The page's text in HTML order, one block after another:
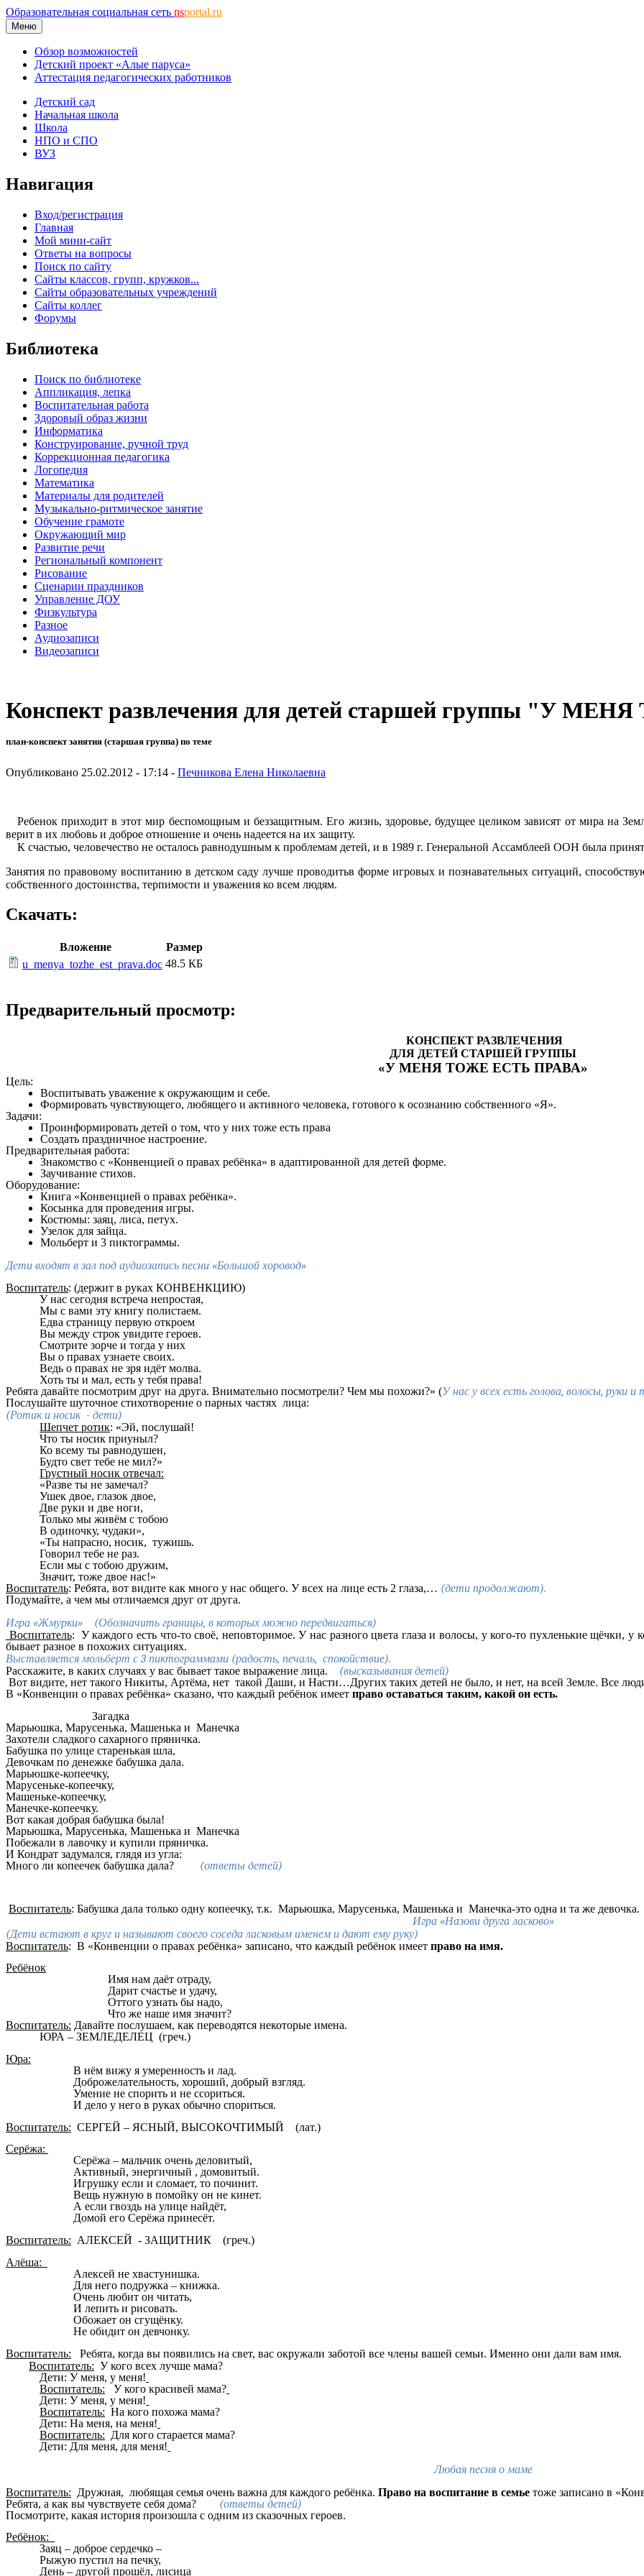
Образовательная социальная сеть nsportal.ru
Меню
Обзор возможностей
Детский проект «Алые паруса»
Аттестация педагогических работников
Детский сад
Начальная школа
Школа
НПО и СПО
ВУЗ
Навигация
Вход/регистрация
Главная
Мой мини-сайт
Ответы на вопросы
Поиск по сайту
Сайты классов, групп, кружков...
Сайты образовательных учреждений
Сайты коллег
Форумы
Библиотека
Поиск по библиотеке
Аппликация, лепка
Воспитательная работа
Здоровый образ жизни
Информатика
Конструирование, ручной труд
Коррекционная педагогика
Логопедия
Математика
Материалы для родителей
Музыкально-ритмическое занятие
Обучение грамоте
Окружающий мир
Развитие речи
Региональный компонент
Рисование
Сценарии праздников
Управление ДОУ
Физкультура
Разное
Аудиозаписи
Видеозаписи
Конспект развлечения для детей старшей группы "У
план-конспект занятия (старшая группа) по теме
Опубликовано 25.02.2012 - 17:14 - Печникова Елена Николаевна
Ребенок приходит в этот мир беспомощным и беззащитным. Его жизнь, здоровье, будущее целиком зависят от мира на
верит в их любовь и доброе отношение и очень надеется на их защиту.
К счастью, человечество не осталось равнодушным к проблемам детей, и в 1989 г. Генеральной Ассамблеей ООН была
Занятия по правовому воспитанию в детском саду лучше проводитьв форме игровых и познавательных ситуаций,
собственного достоинства, терпимости и уважения ко всем людям.
Скачать:
Вложение
Размер
u_menya_tozhe_est_prava.doc 48.5 КБ
Предварительный просмотр:
КОНСПЕКТ РАЗВЛЕЧЕНИЯ
ДЛЯ ДЕТЕЙ СТАРШЕЙ ГРУППЫ
«У МЕНЯ ТОЖЕ ЕСТЬ ПРАВА»
Цель:
Воспитывать уважение к окружающим и себе.
Формировать чувствующего, любящего и активного человека, готового к осознанию собственного «Я».
Задачи:
Проинформировать детей о том, что у них тоже есть права
Создать праздничное настроение.
Предварительная работа:
Знакомство с «Конвенцией о правах ребёнка» в адаптированной для детей форме.
Заучивание стихов.
Оборудование:
Книга «Конвенцией о правах ребёнка».
Косынка для проведения игры.
Костюмы: заяц, лиса, петух.
Узелок для зайца.
Мольберт и 3 пиктограммы.
Дети входят в зал под аудиозапись песни «Большой хоровод»
Воспитатель: (держит в руках КОНВЕНКЦИЮ)
У нас сегодня встреча непростая,
Мы с вами эту книгу полистаем.
Едва страницу первую откроем
Вы между строк увидите героев.
Смотрите зорче и тогда у них
Вы о правах узнаете своих.
Ведь о правах не зря идёт молва.
Хоть ты и мал, есть у тебя права!
Ребята давайте посмотрим друг на друга. Внимательно посмотрели? Чем мы похожи?» (У нас у всех есть голова, волосы, руки и
Послушайте шуточное стихотворение о парных частях лица:
(Ротик и носик - дети)
Шепчет ротик: «Эй, послушай!
Что ты носик приуныл?
Ко всему ты равнодушен,
Будто свет тебе не мил?»
Грустный носик отвечал:
«Разве ты не замечал?
Ушек двое, глазок двое,
Две руки и две ноги,
Только мы живём с тобою
В одиночку, чудаки»,
«Ты напрасно, носик, тужишь.
Говорил тебе не раз.
Если мы с тобою дружим,
Значит, тоже двое нас!»
Воспитатель: Ребята, вот видите как много у нас общего. У всех на лице есть 2 глаза,… (дети продолжают).
Подумайте, а чем мы отличаемся друг от друга.
Игра «Жмурки» (Обозначить границы, в которых можно передвигаться)
Воспитатель: У каждого есть что-то своё, неповторимое. У нас разного цвета глаза и волосы, у кого-то пухленькие щёчки,
бывает разное в похожих ситуациях.
Выставляется мольберт с 3 пиктограммами (радость, печаль, спокойствие).
Расскажите, в каких случаях у вас бывает такое выражение лица. (высказывания детей)
Вот видите, нет такого Никиты, Артёма, нет такой Даши, и Насти…Других таких детей не было, и нет, на всей Земле. Все
В «Конвенции о правах ребёнка» сказано, что каждый ребёнок имеет право оставаться таким, какой он есть.
Загадка
Марьюшка, Марусенька, Машенька и Манечка
Захотели сладкого сахарного пряничка.
Бабушка по улице старенькая шла,
Девочкам по денежке бабушка дала.
Марьюшке-копеечку,
Марусеньке-копеечку,
Машеньке-копеечку,
Манечке-копеечку.
Вот какая добрая бабушка была!
Марьюшка, Марусенька, Машенька и Манечка
Побежали в лавочку и купили пряничка.
И Кондрат задумался, глядя из угла:
Много ли копеечек бабушка дала? (ответы детей)
Воспитатель: Бабушка дала только одну копеечку, т.к. Марьюшка, Марусенька, Машенька и Манечка-это одна и та же девочка.
Игра «Назови друга ласково»
(Дети встают в круг и называют своего соседа ласковым именем и дают ему руку)
Воспитатель: В «Конвенции о правах ребёнка» записано, что каждый ребёнок имеет право на имя.
Ребёнок
Имя нам даёт отраду,
Дарит счастье и удачу,
Оттого узнать бы надо,
Что же наше имя значит?
Воспитатель: Давайте послушаем, как переводятся некоторые имена.
ЮРА – ЗЕМЛЕДЕЛЕЦ (греч.)
Юра:
В нём вижу я умеренность и лад.
Доброжелательность, хороший, добрый взгляд.
Умение не спорить и не ссориться.
И дело у него в руках обычно спориться.
Воспитатель: СЕРГЕЙ – ЯСНЫЙ, ВЫСОКОЧТИМЫЙ (лат.)
Серёжа:
Серёжа – мальчик очень деловитый,
Активный, энергичный , домовитый.
Игрушку если и сломает, то починит.
Вещь нужную в помойку он не кинет.
А если гвоздь на улице найдёт,
Домой его Серёжа принесёт.
Воспитатель: АЛЕКСЕЙ - ЗАЩИТНИК (греч.)
Алёша:
Алексей не хвастунишка.
Для него подружка – книжка.
Очень любит он читать,
И лепить и рисовать.
Обожает он сгущёнку.
Не обидит он девчонку.
Воспитатель: Ребята, когда вы появились на свет, вас окружали заботой все члены вашей семьи. Именно они дали вам имя.
Воспитатель: У кого всех лучше мама?
Дети: У меня, у меня!
Воспитатель: У кого красивей мама?
Дети: У меня, у меня!
Воспитатель: На кого похожа мама?
Дети: На меня, на меня!
Воспитатель: Для кого старается мама?
Дети: Для меня, для меня!
Любая песня о маме
Воспитатель: Дружная, любящая семья очень важна для каждого ребёнка. Право на воспитание в семье тоже записано в
Ребята, а как вы чувствуете себя дома? (ответы детей)
Посмотрите, какая история произошла с одним из сказочных героев.
Ребёнок:
Заяц – доброе сердечко –
Рыжую пустил на печку,
День – другой прошёл, лисица